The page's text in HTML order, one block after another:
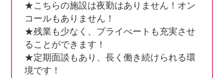
★こちらの施設は夜勤はありません！オン
コールもありません！
★残業も少なく、プライべートも充実させ
ることができます！
★定期面談もあり、長く働き続けられる環
境です！